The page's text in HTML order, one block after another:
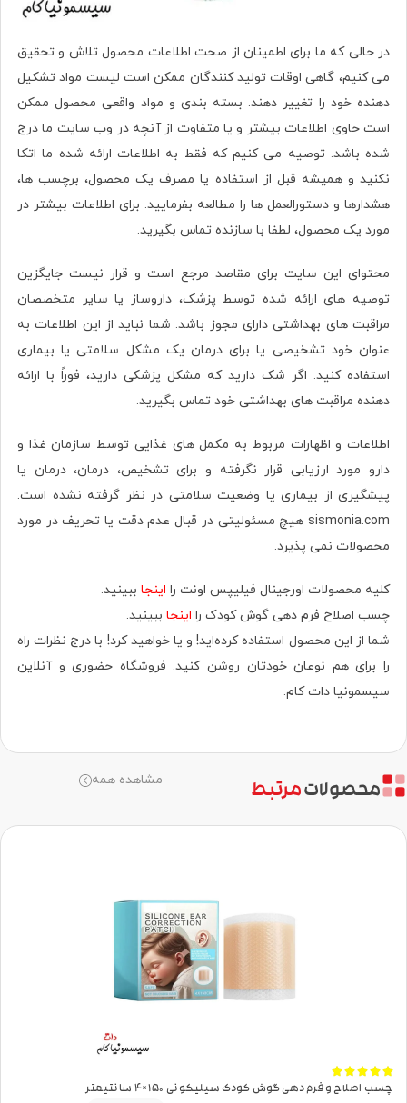
در حالی که ما برای اطمینان از صحت اطلاعات محصول تلاش و تحقیق
می کنیم، گاهی اوقات تولید کنندگان ممکن است لیست مواد تشکیل
دهنده خود را تغییر دهند. بسته بندی و مواد واقعی محصول ممکن
است حاوی اطلاعات بیشتر و یا متفاوت از آنچه در وب سایت ما درج
شده باشد. توصیه می کنیم که فقط به اطلاعات ارائه شده ما اتکا
نکنید و همیشه قبل از استفاده یا مصرف یک محصول، برچسب ها،
هشدارها و دستورالعمل ها را مطالعه بفرمایید. برای اطلاعات بیشتر در
مورد یک محصول، لطفا با سازنده تماس بگیرید.
محتوای این سایت برای مقاصد مرجع است و قرار نیست جایگزین
توصیه های ارائه شده توسط پزشک، داروساز یا سایر متخصصان
مراقبت های بهداشتی دارای مجوز باشد. شما نباید از این اطلاعات به
عنوان خود تشخیصی یا برای درمان یک مشکل سلامتی یا بیماری
استفاده کنید. اگر شک دارید که مشکل پزشکی دارید، فوراً با ارائه
دهنده مراقبت های بهداشتی خود تماس بگیرید.
اطلاعات و اظهارات مربوط به مکمل های غذایی توسط سازمان غذا و
دارو مورد ارزیابی قرار نگرفته و برای تشخیص، درمان، درمان یا
پیشگیری از بیماری یا وضعیت سلامتی در نظر گرفته نشده است.
sismonia.com هیچ مسئولیتی در قبال عدم دقت یا تحریف در مورد
محصولات نمی پذیرد.
کلیه محصولات اورجینال فیلیپس اونت را اینجا ببینید.
چسب اصلاح فرم دهی گوش کودک را اینجا ببینید.
شما از این محصول استفاده کرده‌اید! و یا خواهید کرد! با درج نظرات راه
را برای هم نوعان خودتان روشن کنید. فروشگاه حضوری‌ و آنلاین
سیسمونیا دات کام.
محصولاتمرتبط مشاهده همه





چسب اصلاح و فرم دهی گوش کودک سیلیکونی 150×4 سانتیمتر